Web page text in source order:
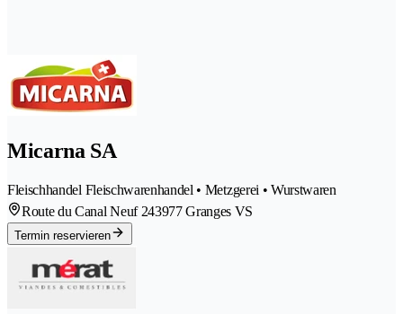
Micarna SA
Fleischhandel Fleischwarenhandel • Metzgerei • Wurstwaren
Route du Canal Neuf 243977 Granges VS
Termin reservieren